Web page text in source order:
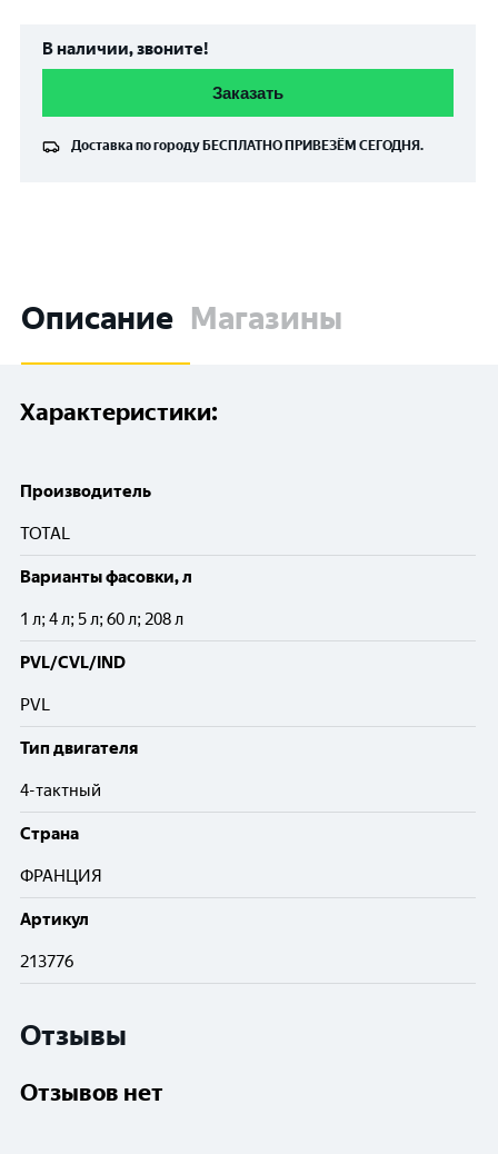
В наличии, звоните!
Заказать
Доставка по городу БЕСПЛАТНО ПРИВЕЗЁМ СЕГОДНЯ.
Описание Магазины
Характеристики:
Производитель
TOTAL
Варианты фасовки, л
1 л; 4 л; 5 л; 60 л; 208 л
PVL/CVL/IND
PVL
Тип двигателя
4-тактный
Cтрана
ФРАНЦИЯ
Артикул
213776
Отзывы
Отзывов нет